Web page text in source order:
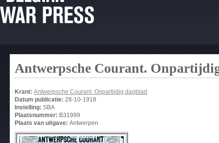
Antwerpsche Courant.
Krant: Antwerpsche Courant. Onpartijdig dagblad
Datum publicatie: 28-10-1918
Instelling: SBA
Plaatsnummer: B31999
Plaats van uitgave: Antwerpen